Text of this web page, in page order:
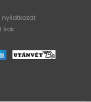
nyilatkozat
írok